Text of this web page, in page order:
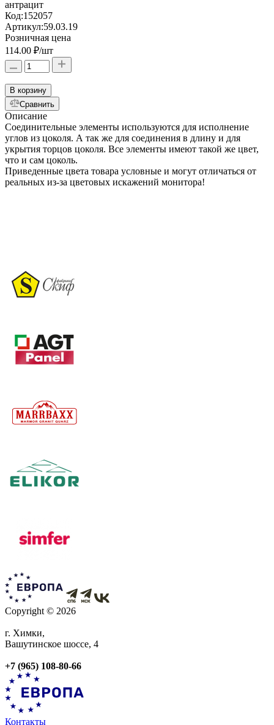
антрацит
Код:152057
Артикул:59.03.19
Розничная цена
114.00 ₽/шт
В корзину
Сравнить
Описание
Соединительные элементы используются для исполнение
углов из цоколя. А так же для соединения в длину и для
укрытия торцов цоколя. Все элементы имеют такой же цвет,
что и сам цоколь.
Приведенные цвета товара условные и могут отличаться от
реальных из-за цветовых искажений монитора!
Copyright © 2026
г. Химки,
Вашутинское шоссе, 4
+7 (965) 108-80-66
Контакты